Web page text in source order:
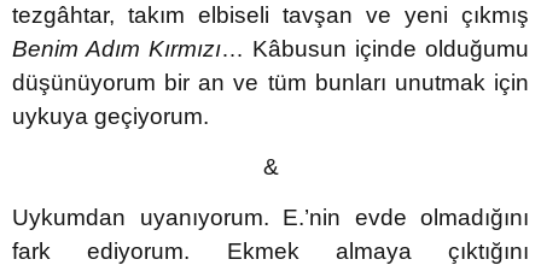
tezgâhtar, takım elbiseli tavşan ve yeni çıkmış
Benim Adım Kırmızı… Kâbusun içinde olduğumu
düşünüyorum bir an ve tüm bunları unutmak için
uykuya geçiyorum.
&
Uykumdan uyanıyorum. E.’nin evde olmadığını
fark ediyorum. Ekmek almaya çıktığını